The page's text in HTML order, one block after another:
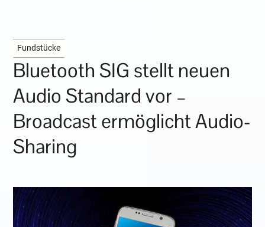
Fundstücke
Bluetooth SIG stellt neuen
Audio Standard vor –
Broadcast ermöglicht Audio-
Sharing